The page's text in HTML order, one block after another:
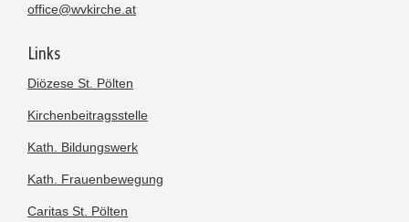
office@wvkirche.at
Links
Diözese St. Pölten
Kirchenbeitragsstelle
Kath. Bildungswerk
Kath. Frauenbewegung
Caritas St. Pölten